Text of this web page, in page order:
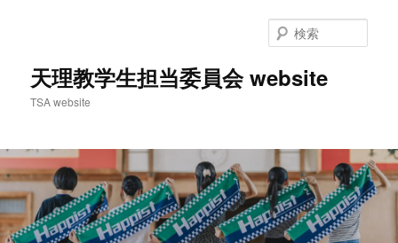
天理教学生担当委員会 website
TSA website
索